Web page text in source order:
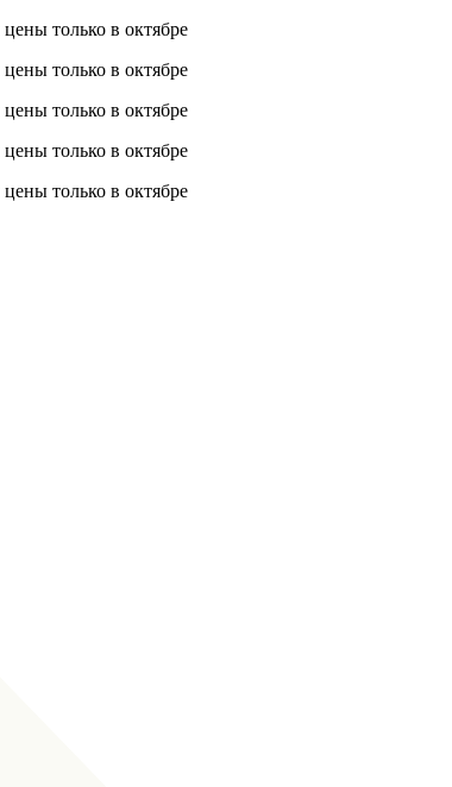
цены только в октябре
цены только в октябре
цены только в октябре
цены только в октябре
цены только в октябре